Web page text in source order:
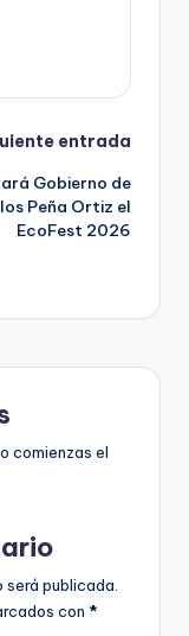
entrada
Gobierno de
Peña Ortiz el
EcoFest 2026
comienzas el
publicada.
con *